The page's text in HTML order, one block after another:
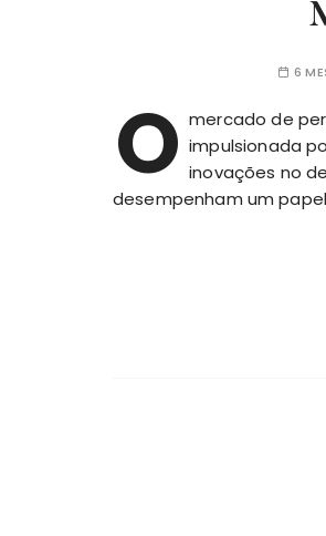
6
O mercado de
impulsionada
inovações no
desempenham um